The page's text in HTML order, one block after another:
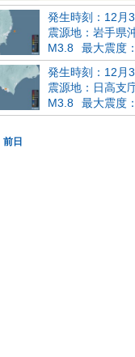
発生時刻：12月
震源地：岩手県
M3.8
最大震度
発生時刻：12月
震源地：日高支
M3.8
最大震度
前日